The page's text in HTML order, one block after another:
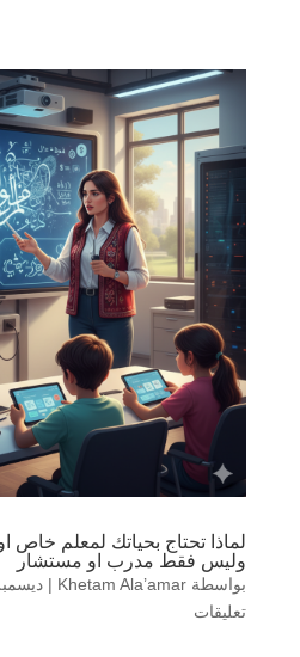
لماذا تحتاج بحياتك لمعلم خاص
وليس فقط مدرب او مستشار
بواسطة Khetam Ala’amar
| ديسمبر 6,
تعليقات